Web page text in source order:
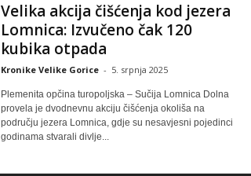
Velika akcija čišćenja kod jezera
Lomnica: Izvučeno čak 120
kubika otpada
Kronike Velike Gorice - 5. srpnja 2025
Plemenita opčina turopoljska – Sučija Lomnica Dolna
provela je dvodnevnu akciju čišćenja okoliša na
području jezera Lomnica, gdje su nesavjesni pojedinci
godinama stvarali divlje...